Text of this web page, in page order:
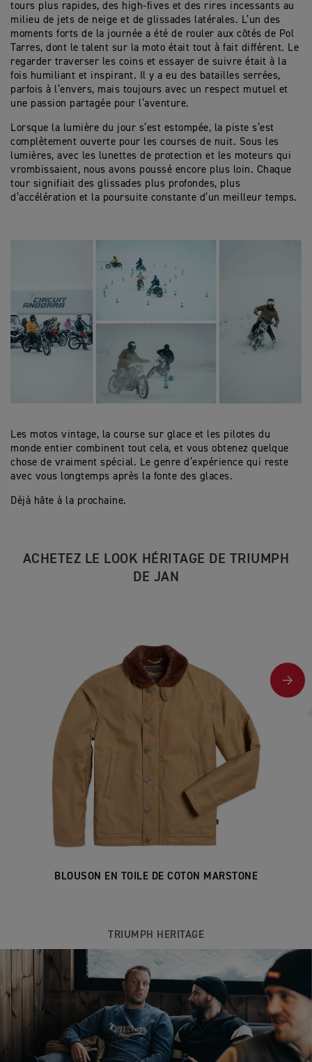
tours plus rapides, des high-fives et des rires incessants au
milieu de jets de neige et de glissades latérales. L’un des
moments forts de la journée a été de rouler aux côtés de Pol
Tarres, dont le talent sur la moto était tout à fait différent. Le
regarder traverser les coins et essayer de suivre était à la
fois humiliant et inspirant. Il y a eu des batailles serrées,
parfois à l’envers, mais toujours avec un respect mutuel et
une passion partagée pour l’aventure.
Lorsque la lumière du jour s’est estompée, la piste s’est
complètement ouverte pour les courses de nuit. Sous les
lumières, avec les lunettes de protection et les moteurs qui
vrombissaient, nous avons poussé encore plus loin. Chaque
tour signifiait des glissades plus profondes, plus
d’accélération et la poursuite constante d’un meilleur temps.
Les motos vintage, la course sur glace et les pilotes du
monde entier combinent tout cela, et vous obtenez quelque
chose de vraiment spécial. Le genre d’expérience qui reste
avec vous longtemps après la fonte des glaces.
Déjà hâte à la prochaine.
ACHETEZ LE LOOK HÉRITAGE DE TRIUMPH
DE JAN
BLOUSON EN TOILE DE COTON MARSTONE
TRIUMPH HERITAGE